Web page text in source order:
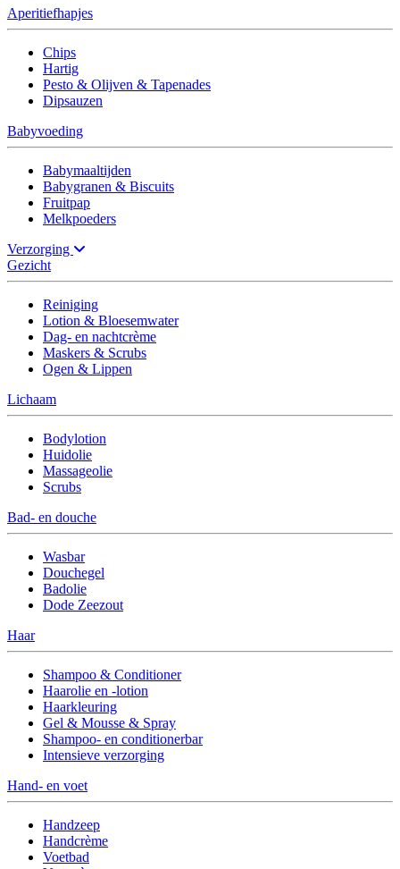
Aperitiefhapjes
Chips
Hartig
Pesto & Olijven & Tapenades
Dipsauzen
Babyvoeding
Babymaaltijden
Babygranen & Biscuits
Fruitpap
Melkpoeders
Verzorging
Gezicht
Reiniging
Lotion & Bloesemwater
Dag- en nachtcrème
Maskers & Scrubs
Ogen & Lippen
Lichaam
Bodylotion
Huidolie
Massageolie
Scrubs
Bad- en douche
Wasbar
Douchegel
Badolie
Dode Zeezout
Haar
Shampoo & Conditioner
Haarolie en -lotion
Haarkleuring
Gel & Mousse & Spray
Shampoo- en conditionerbar
Intensieve verzorging
Hand- en voet
Handzeep
Handcrème
Voetbad